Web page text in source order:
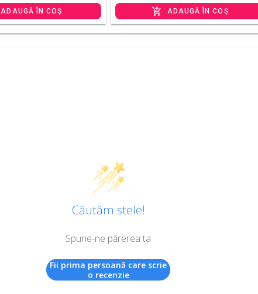
ADAUGĂ ÎN COȘ ADAUGĂ ÎN COȘ
Căutăm stele!
Spune-ne părerea ta
Fii prima persoană care scrie
o recenzie